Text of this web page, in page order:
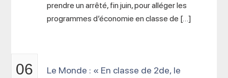
prendre un arrêté, fin juin, pour alléger les
programmes d’économie en classe de […]
06
Le Monde : « En classe de 2de, le